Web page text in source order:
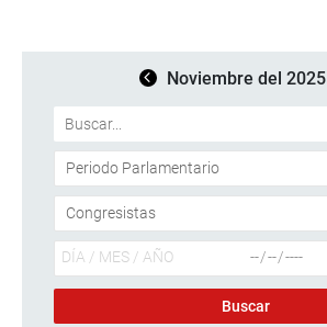
Noviembre del 2025